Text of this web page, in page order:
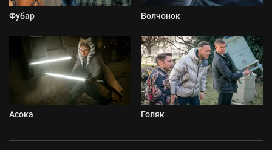
Фубар Волчонок
Асока Голяк